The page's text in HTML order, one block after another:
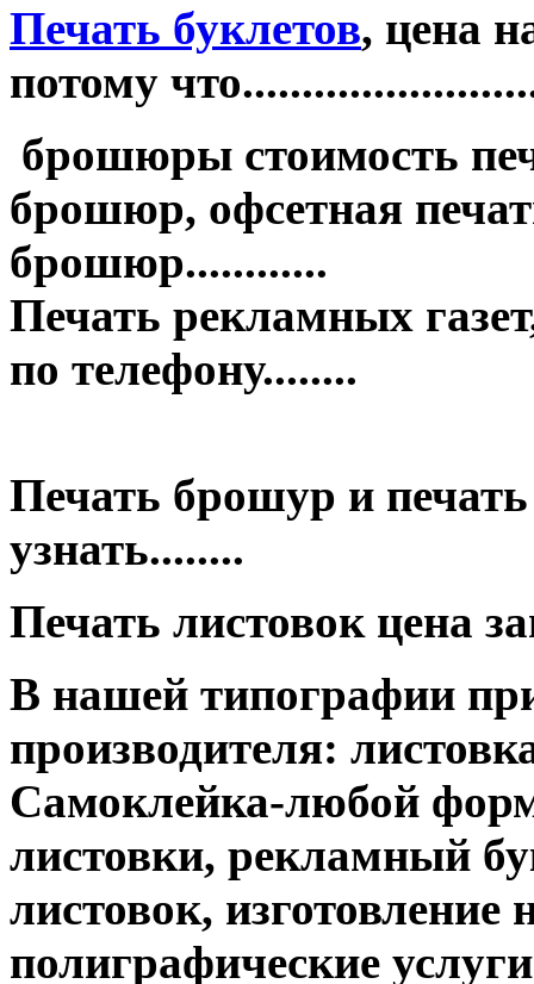
Печать буклетов, цена
потому
брошюры стоимость
брошюр, офсетная
брошюр............
Печать рекламных
по телефону........
Печать брошур и
узнать........
Печать листовок цена
В нашей типографии
производителя:
Самоклейка-любой
листовки, рекламный
листовок,
полиграфические